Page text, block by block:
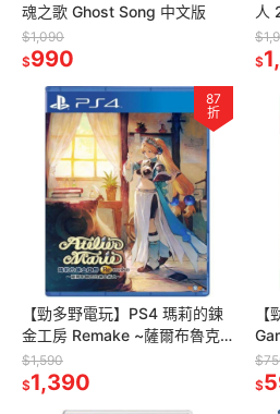
魂之歌 Ghost Song 中文版
$1,090
$990
人
$
87
折
【勁多野電玩】PS4 瑪莉的鍊
金工房 Remake ~薩爾布魯克
的鍊金術士~ 中文版
$1,590
$1,390
$